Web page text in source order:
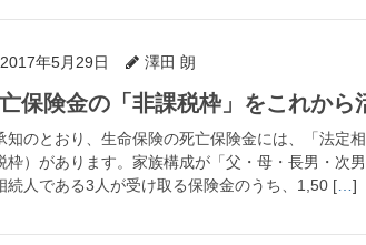
2017年5月29日 澤田 朗
保険金の「非課税枠」をこれか
知のとおり、生命保険の死亡保険金には、「法定
枠）があります。家族構成が「父・母・長男・次
続人である3人が受け取る保険金のうち、1,50 [
]